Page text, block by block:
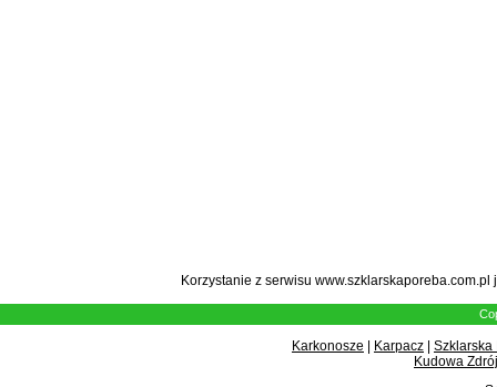
Korzystanie z serwisu
Karkonosze Karpacz
Szklarska
Kudowa